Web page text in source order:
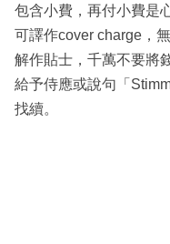
包含小費，再付小費是
可譯作cover charge，
解作貼士，千萬不要將
給予侍應或說句「
找續。